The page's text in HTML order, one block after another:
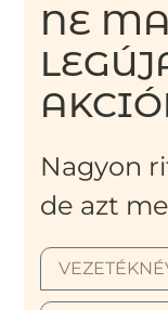
NE
Nagyon
de azt